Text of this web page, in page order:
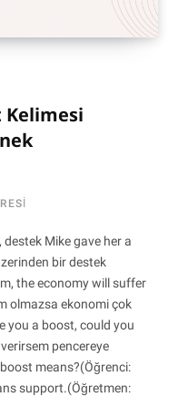
Kelimesi
Mike gave her a
bir destek
the economy will suffer
olmazsa ekonomi çok
you a boost, could you
pencereye
means?(Öğrenci:
support.(Öğretmen: